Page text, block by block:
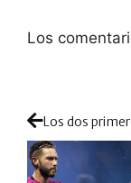
Los